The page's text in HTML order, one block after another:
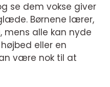
se dem vokse giver
Børnene lærer,
mens alle kan nyde
eller en
være nok til at